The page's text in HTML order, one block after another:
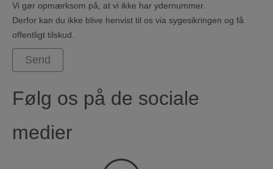
Vi gør opmærksom på, at vi ikke har ydernummer.
Derfor kan du ikke blive henvist til os via sygesikringen og få
offentligt tilskud.
Følg os på de sociale
medier